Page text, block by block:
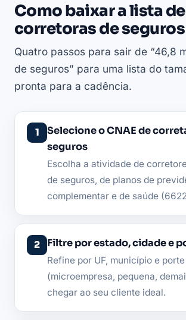
Como baixar a lista de
corretoras de seguros
Quatro passos para sair de “46,8
de seguros” para uma lista do
pronta para a cadência.
Selecione o CNAE de
seguros
Escolha a atividade de
de seguros, de planos de
complementar e de saúde
Filtre por estado, cidade e
Refine por UF, município e porte
(microempresa, pequena,
chegar ao seu cliente ideal.